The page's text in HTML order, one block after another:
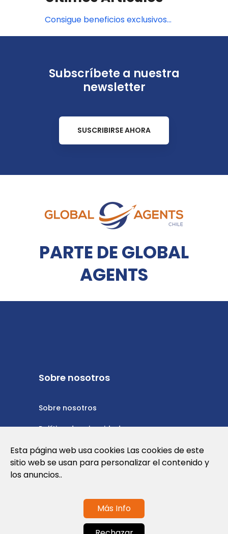
Consigue beneficios exclusivos
Subscríbete a nuestra
newsletter
SUSCRIBIRSE AHORA
PARTE DE GLOBAL
AGENTS
Sobre nosotros
Sobre nosotros
Política de privacidad
Política de cookies
Nota Legal y Condiciones de Uso de la
Contáctanos
Esta página web usa cookies Las cookies de este
sitio web se usan para personalizar el contenido y
los anuncios..
Más Info